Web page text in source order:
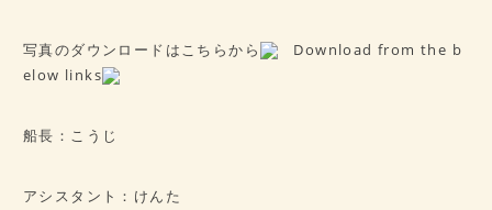
写真のダウンロードはこちらから
Download from the b
elow links
船長：こうじ
アシスタント：けんた